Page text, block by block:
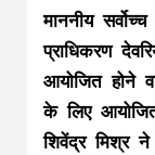
माननीय
प्राधिकरण
आयोजित होने
के लिए
शिवेंद्र मिश्र